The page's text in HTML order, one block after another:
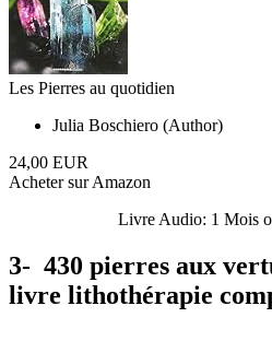
Les Pierres au quotidien
Julia Boschiero (Author)
24,00 EUR
Acheter sur Amazon
Livre Audio: 1 Mois
3- 430 pierres aux
livre lithothérapie